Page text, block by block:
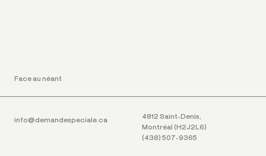
Face au néant
info@demandespeciale.ca
4812 Saint-Denis,
Montréal (H2J2L6)
(438) 507-9365